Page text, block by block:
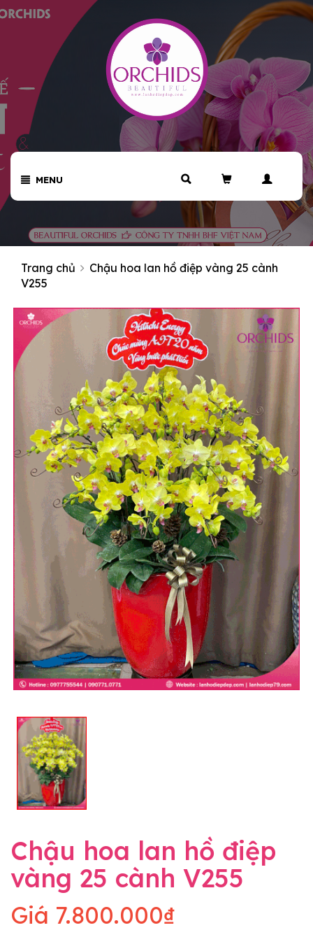
MENU
Trang chủ
Chậu hoa lan hồ điệp vàng 25 cành
V255
Chậu hoa lan hồ điệp
vàng 25 cành V255
Giá 7.800.000₫